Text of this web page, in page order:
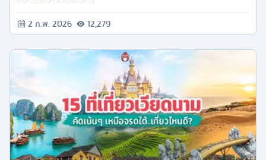
2 ก.พ. 2026 12,279